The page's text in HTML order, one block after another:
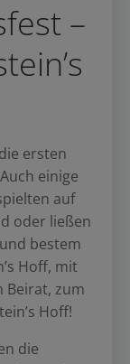
–
ersten
einige
auf
oder ließen
bestem
Hoff, mit
Beirat, zum
Hoff!
die